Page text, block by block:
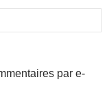
par e-